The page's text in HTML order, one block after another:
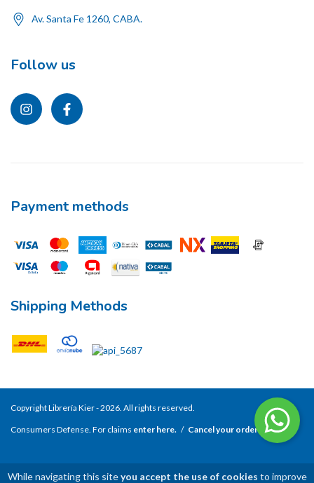
While navigating this siteyou accept the use of cookies to improve
Av. Santa Fe 1260, CABA.
Follow us
Payment methods
Shipping Methods
Copyright Librería Kier - 2026. All rights reserved.
Consumers Defense. For claims enter here. / Cancel your order